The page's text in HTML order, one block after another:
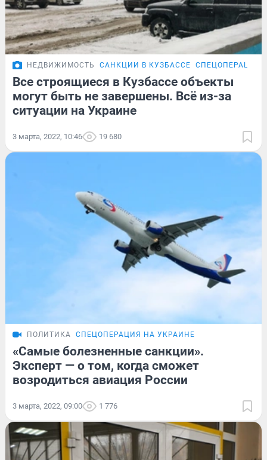
НЕДВИЖИМОСТЬ САНКЦИИ В КУЗБАССЕ СПЕЦОПЕРАЦИЯ
Все строящиеся в Кузбассе объекты
могут быть не завершены. Всё из-за
ситуации на Украине
3 марта, 2022, 10:46 19 680
ПОЛИТИКА СПЕЦОПЕРАЦИЯ НА УКРАИНЕ
«Самые болезненные санкции».
Эксперт — о том, когда сможет
возродиться авиация России
3 марта, 2022, 09:00 1 776